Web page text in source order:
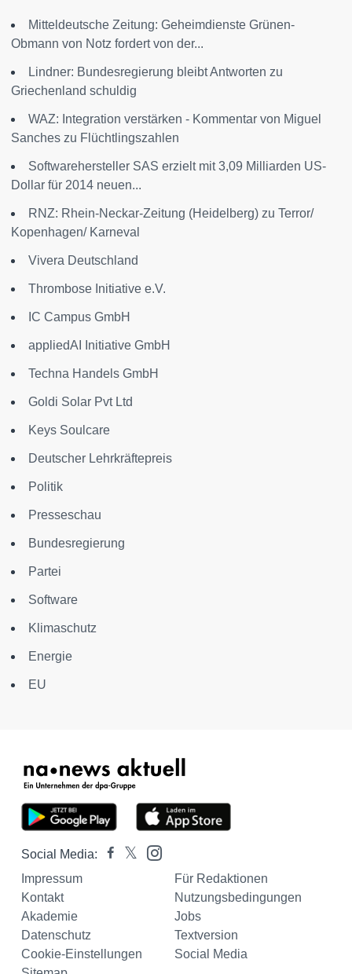
Mitteldeutsche Zeitung: Geheimdienste Grünen-
Obmann von Notz fordert von der...
Lindner: Bundesregierung bleibt Antworten zu
Griechenland schuldig
WAZ: Integration verstärken - Kommentar von Miguel
Sanches zu Flüchtlingszahlen
Softwarehersteller SAS erzielt mit 3,09 Milliarden US-
Dollar für 2014 neuen...
RNZ: Rhein-Neckar-Zeitung (Heidelberg) zu Terror/
Kopenhagen/ Karneval
Vivera Deutschland
Thrombose Initiative e.V.
IC Campus GmbH
appliedAI Initiative GmbH
Techna Handels GmbH
Goldi Solar Pvt Ltd
Keys Soulcare
Deutscher Lehrkräftepreis
Politik
Presseschau
Bundesregierung
Partei
Software
Klimaschutz
Energie
EU
Social Media:
Impressum
Für Redaktionen
Kontakt
Nutzungsbedingungen
Akademie
Jobs
Datenschutz
Textversion
Cookie-Einstellungen
Social Media